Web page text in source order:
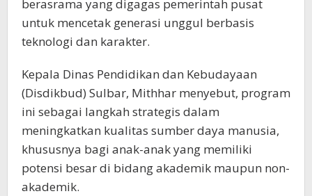
berasrama yang digagas pemerintah pusat
untuk mencetak generasi unggul berbasis
teknologi dan karakter.
Kepala Dinas Pendidikan dan Kebudayaan
(Disdikbud) Sulbar, Mithhar menyebut, program
ini sebagai langkah strategis dalam
meningkatkan kualitas sumber daya manusia,
khususnya bagi anak-anak yang memiliki
potensi besar di bidang akademik maupun non-
akademik.